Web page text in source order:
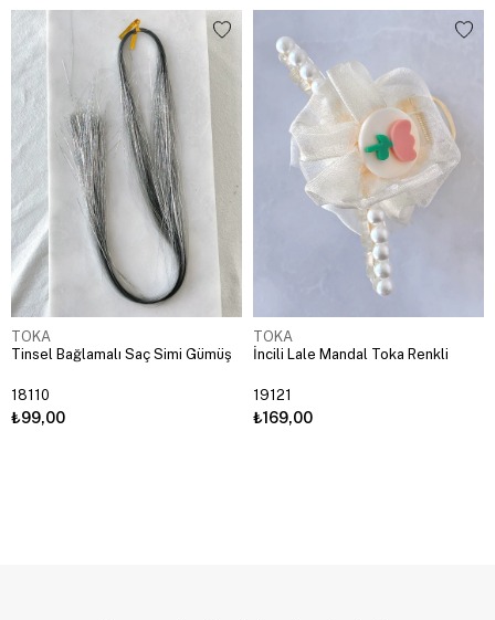
TOKA
Tinsel Bağlamalı Saç Simi Gümüş
18110
₺99,00
TOKA
İncili Lale Mandal Toka Renkli
19121
₺169,00